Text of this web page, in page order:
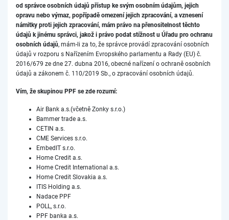
od správce osobních údajů přístup ke svým osobním údajům, jejich
opravu nebo výmaz, popřípadě omezení jejich zpracování, a vznesení
námitky proti jejich zpracování, mám právo na přenositelnost těchto
údajů k jinému správci, jakož i právo podat stížnost u Úřadu pro ochranu
osobních údajů, mám-li za to, že správce provádí zpracování osobních
údajů v rozporu s Nařízením Evropského parlamentu a Rady (EU) č.
2016/679 ze dne 27. dubna 2016, obecné nařízení o ochraně osobních
údajů a zákonem č. 110/2019 Sb., o zpracování osobních údajů.
Vím, že skupinou PPF se zde rozumí:
Air Bank a.s.(včetně Zonky s.r.o.)
Bammer trade a.s.
CETIN a.s.
CME Services s.r.o.
EmbedIT s.r.o.
Home Credit a.s.
Home Credit International a.s.
Home Credit Slovakia a.s.
ITIS Holding a.s.
Nadace PPF
POLL, s.r.o.
PPF banka a.s.